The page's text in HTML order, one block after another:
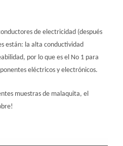
de electricidad (después
están: la alta conductividad
por lo que es el No 1 para
eléctricos y electrónicos.
muestras de malaquita, el